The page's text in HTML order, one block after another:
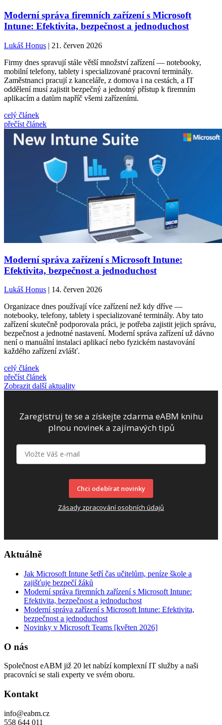
Moderní správa firemních zařízení s Microsoft
Intune: Efektivita, bezpečnost a jednoduchost
Lukáš Honus | 21. červen 2026
Firmy dnes spravují stále větší množství zařízení — notebooky,
mobilní telefony, tablety i specializované pracovní terminály.
Zaměstnanci pracují z kanceláře, z domova i na cestách, a IT
oddělení musí zajistit bezpečný a jednotný přístup k firemním
aplikacím a datům napříč všemi zařízeními.
celý článek
přečíst článek
Moderní správa zařízení s Microsoft Intune:
Efektivita, bezpečnost a jednoduchost
Lukáš Honus | 14. červen 2026
Organizace dnes používají více zařízení než kdy dříve —
notebooky, telefony, tablety i specializované terminály. Aby tato
zařízení skutečně podporovala práci, je potřeba zajistit jejich správu,
bezpečnost a jednotné nastavení. Moderní správa zařízení už dávno
není o manuální instalaci aplikací nebo fyzickém nastavování
každého zařízení zvlášť.
celý článek
přečíst článek
Zobrazit další aktuality
Zaregistruj te se a získejte zdarma eABM knihu
plnou novinek a zajímavých tipů
Chci odebírat novinky
Zásady zpracování osobních údajů
Aktuálně
Jak Microsoft Intune šetří čas učitelům, peníze škole a
zajišťuje bezpečí žáků
Moderní správa firemních zařízení s Microsoft Intune:
Efektivita, bezpečnost a jednoduchost
Moderní správa zařízení s Microsoft Intune: Efektivita,
bezpečnost a jednoduchost
Novinky v Microsoft Teams [květen 2026]
O nás
Společnost eABM již 20 let nabízí komplexní IT služby a naši
pracovníci se stali experty ve svém oboru.
Kontakt
info@eabm.cz
558 644 011